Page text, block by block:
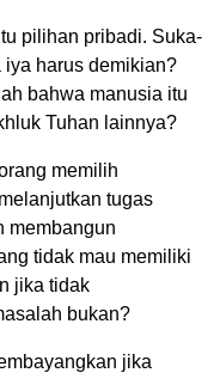
pilihan pribadi. Suka-
harus demikian?
bahwa manusia itu
Tuhan lainnya?
memilih
tugas
membangun
tidak mau memiliki
jika tidak
bukan?
jika